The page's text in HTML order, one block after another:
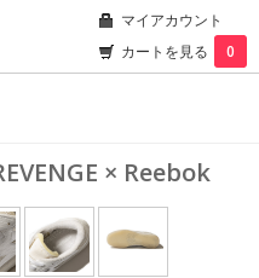
マイアカウント
カートを見る
0
× Reebok